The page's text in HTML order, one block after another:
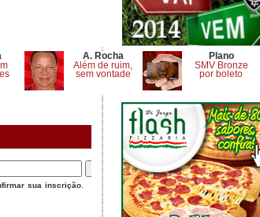
A. Rocha
Além de ruim,
sem vontade
Plano
SMV Bronze
por boleto
sua inscrição